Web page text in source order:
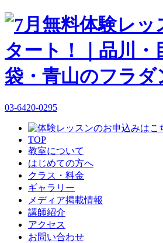
03-6420-0295
TOP
教室について
はじめての方へ
クラス・料金
ギャラリー
メディア掲載情報
講師紹介
アクセス
お問い合わせ